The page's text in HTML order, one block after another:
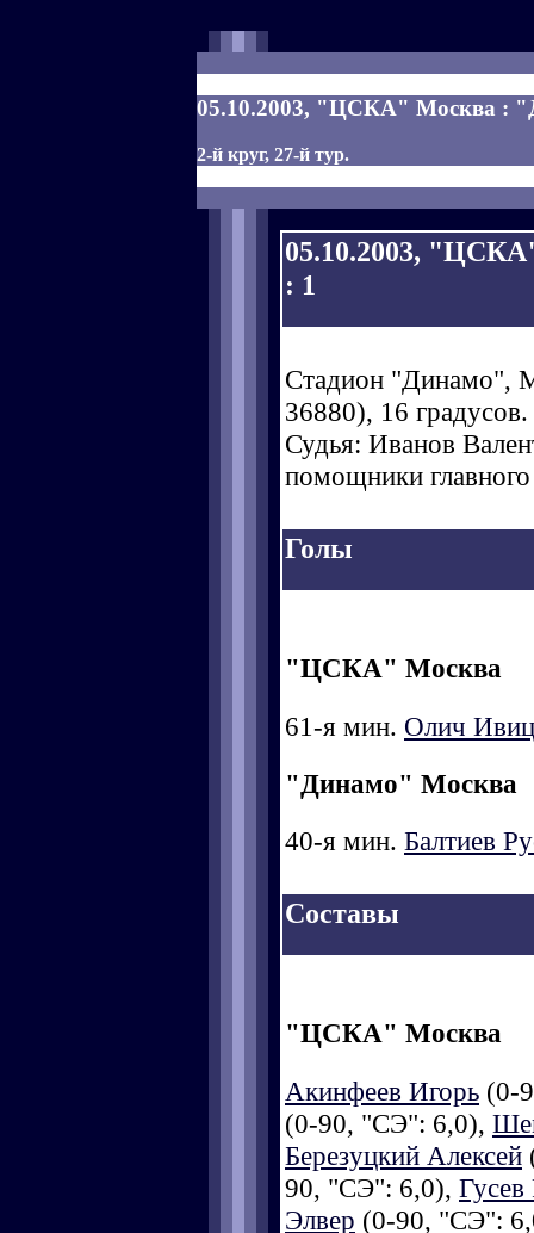
05.10.2003, "ЦСКА" Москва :
2-й круг, 27-й тур.
05.10.2003,
: 1
Стадион "Динамо",
36880), 16 градусов.
Судья: Иванов
помощники
Голы
"ЦСКА" Москва
61-я мин. Олич
"Динамо" Москва
40-я мин. Балтиев
Составы
"ЦСКА" Москва
Акинфеев Игорь (0-
(0-90, "СЭ": 6,0),
Березуцкий Алексей
90, "СЭ": 6,0), Гусев
Элвер (0-90, "СЭ":